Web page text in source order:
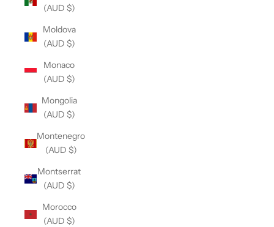
(AUD $)
Moldova
(AUD $)
Monaco
(AUD $)
Mongolia
(AUD $)
Montenegro
(AUD $)
Montserrat
(AUD $)
Morocco
(AUD $)